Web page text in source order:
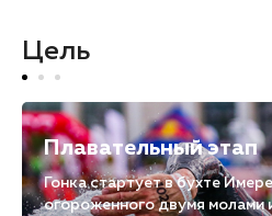
Цель
Плавательный этап
Гонка стартует в бухте
огороженного двумя молами